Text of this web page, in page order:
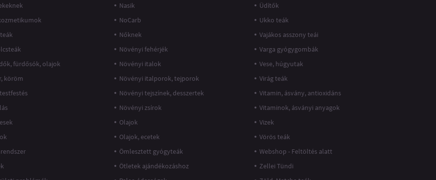
fürdősók, olajok
köröm
Nasik
NoCarb
Nőknek
Növényi fehérjék
Növényi italok
Növényi italporok, tejporok
Növényi tejszínek, desszertek
Növényi zsírok
Olajok
Olajok, ecetek
Ömlesztett gyógyteák
Ötletek ajándékozáshoz
Üdítők
Ukko teák
Vajákos asszony teái
Varga gyógygombák
Vese, húgyutak
Virág teák
Vitamin, ásvány, antioxidáns
Vitaminok, ásványi anyagok
Vizek
Vörös teák
Webshop - Feltöltés alatt
Zellei Tündi